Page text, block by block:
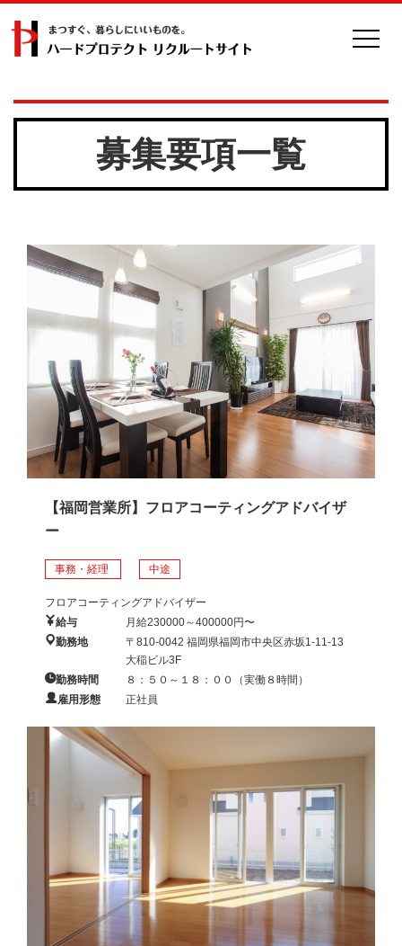
募集要項一覧
【福岡営業所】フロアコーティングアドバイザ
ー
事務・経理 中途
フロアコーティングアドバイザー
給与
月給230000～400000円〜
勤務地
〒810-0042 福岡県福岡市中央区赤坂1-11-13
大稲ビル3F
勤務時間
８：５０～１８：００（実働８時間）
雇用形態
正社員